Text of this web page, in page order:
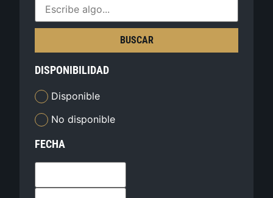
BUSCAR
DISPONIBILIDAD
Disponible
No disponible
FECHA